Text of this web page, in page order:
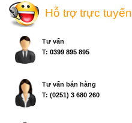
Hỗ trợ trực tuyến
Tư vấn
T: 0399 895 895
Tư vấn bán hàng
T: (0251) 3 680 260